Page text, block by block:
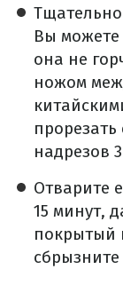
Вы можете
она не
ножом
надрезов
Отварите
15 минут,
покрытый